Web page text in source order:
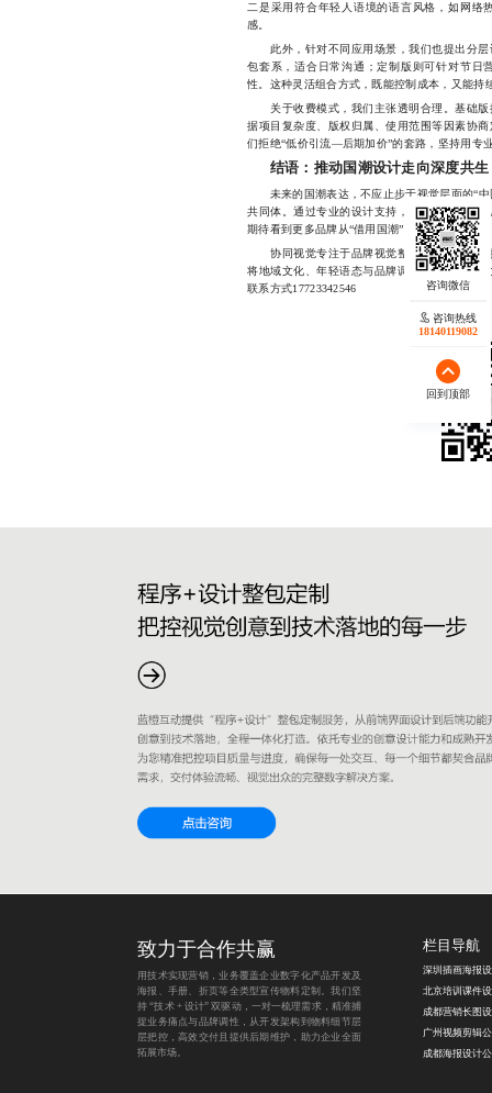
二是采用符合年轻人语境的语言风格，如网络
感。
此外，针对不同应用场景，我们也提出分层
包套系，适合日常沟通；定制版则可针对节日
性。这种灵活组合方式，既能控制成本，又能持
关于收费模式，我们主张透明合理。基础版
据项目复杂度、版权归属、使用范围等因素协
们拒绝“低价引流—后期加价”的套路，坚持用专
结语：推动国潮设计走向深度共生
未来的国潮表达，不应止步于视觉层面的“中
共同体。通过专业的设计支持，让每一个表情
期待看到更多品牌从“借用国潮”转向“创造国潮”
协同视觉专注于品牌视觉整合与创意落地，
将地域文化、年轻语态与品牌调性深度融合，
联系方式17723342546
咨询热线
18140119082
回到顶部
致力于合作共赢
用技术实现营销，业务覆盖企业数字化产品开发及
海报、手册、折页等全类型宣传物料定制。我们坚
持 “技术 + 设计” 双驱动，一对一梳理需求，精准捕
捉业务痛点与品牌调性，从开发架构到物料细节层
层把控，高效交付且提供后期维护，助力企业全面
拓展市场。
栏目导航
深圳插画海报
广州视频剪辑
成都海报设计